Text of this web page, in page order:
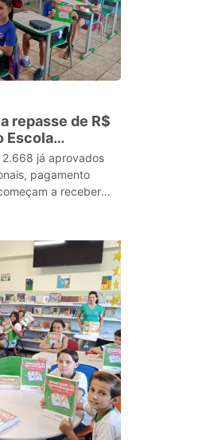
repasse de R$
Escola
estadual
já aprovados
pagamento
a receber